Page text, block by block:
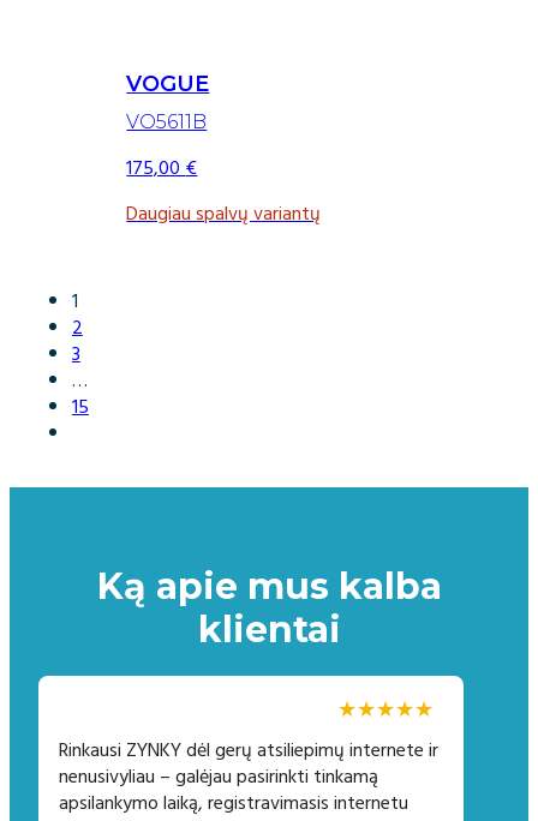
VOGUE
VO5611B
175,00€
Daugiau spalvų variantų
1
2
3
…
15
Ką apie mus kalba
klientai
★★★★★
Rinkausi ZYNKY dėl gerų atsiliepimų internete ir
nenusivyliau – galėjau pasirinkti tinkamą
apsilankymo laiką, registravimasis internetu